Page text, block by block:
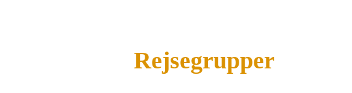
Rejsegrupper